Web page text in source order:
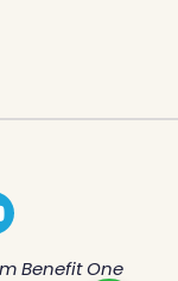
Benefit One